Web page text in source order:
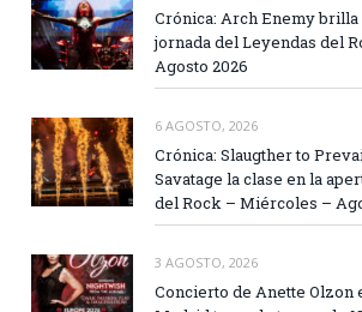
Crónica: Arch Enemy brilla
jornada del Leyendas del
Agosto 2026
6 AGOSTO, 2026
Crónica: Slaugther to
Savatage la clase en la
del Rock – Miércoles –
3 AGOSTO, 2026
Concierto de Anette Olzon